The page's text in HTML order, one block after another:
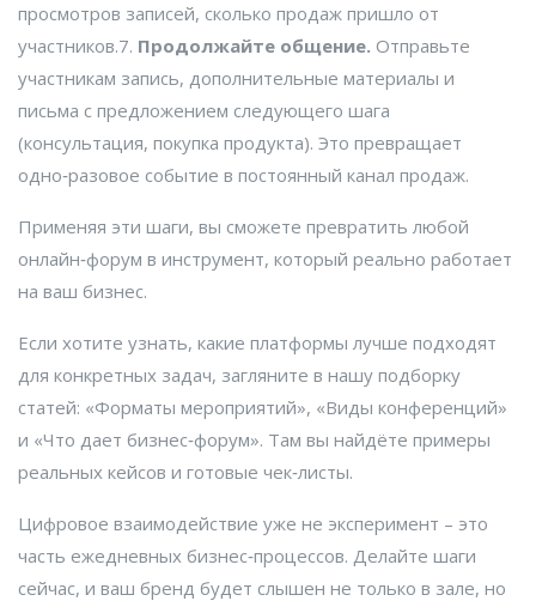
просмотров записей, сколько продаж пришло от
участников.7. Продолжайте общение. Отправьте
участникам запись, дополнительные материалы и
письма с предложением следующего шага
(консультация, покупка продукта). Это превращает
одно‑разовое событие в постоянный канал продаж.
Применяя эти шаги, вы сможете превратить любой
онлайн‑форум в инструмент, который реально работает
на ваш бизнес.
Если хотите узнать, какие платформы лучше подходят
для конкретных задач, загляните в нашу подборку
статей: «Форматы мероприятий», «Виды конференций»
и «Что дает бизнес‑форум». Там вы найдёте примеры
реальных кейсов и готовые чек‑листы.
Цифровое взаимодействие уже не эксперимент – это
часть ежедневных бизнес‑процессов. Делайте шаги
сейчас, и ваш бренд будет слышен не только в зале, но